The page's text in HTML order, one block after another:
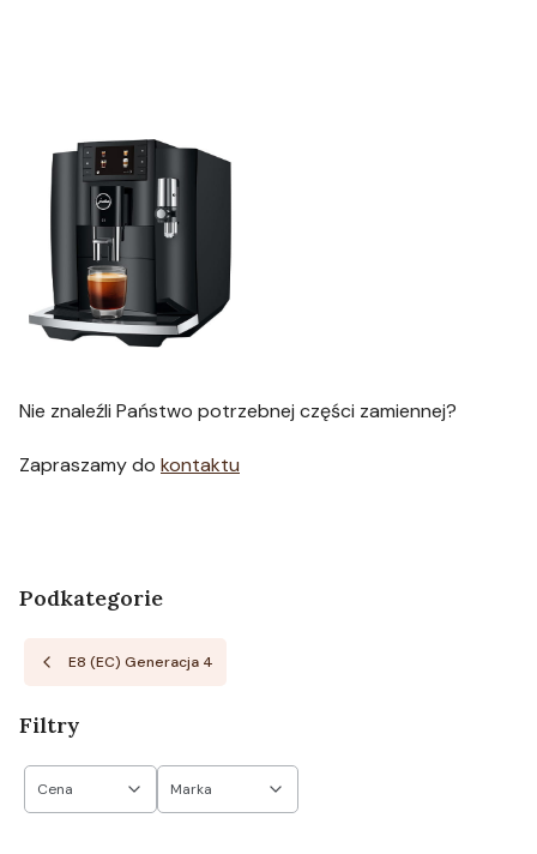
Nie znaleźli Państwo potrzebnej części zamiennej?
Zapraszamy do kontaktu
Podkategorie
E8 (EC) Generacja 4
Filtry
Cena Marka